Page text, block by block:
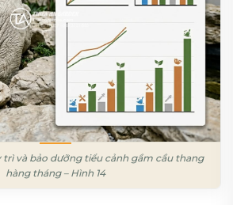
trì và bảo dưỡng tiểu cảnh gầm cầu thang
hàng tháng – Hình 14